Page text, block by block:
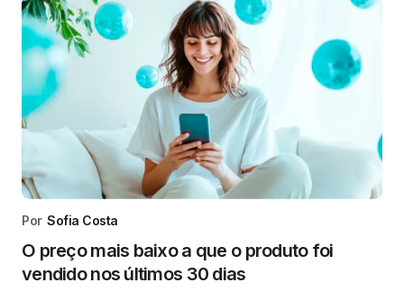
Por Sofia Costa
O preço mais baixo a que o produto foi
vendido nos últimos 30 dias